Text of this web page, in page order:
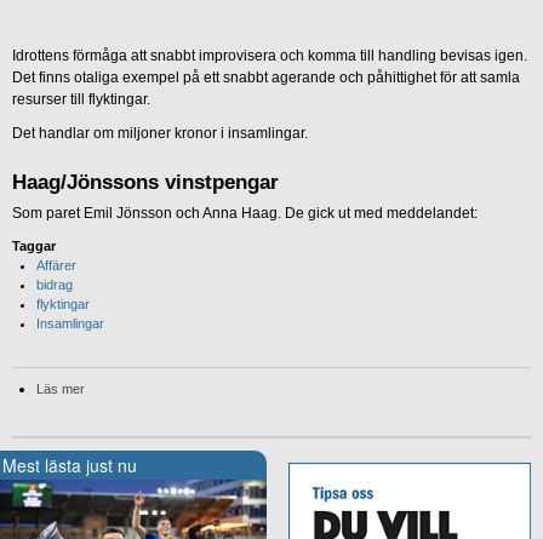
Idrottens förmåga att snabbt improvisera och komma till handling bevisas igen.
Det finns otaliga exempel på ett snabbt agerande och påhittighet för att samla
resurser till flyktingar.
Det handlar om miljoner kronor i insamlingar.
Haag/Jönssons vinstpengar
Som paret Emil Jönsson och Anna Haag. De gick ut med meddelandet:
Taggar
Affärer
bidrag
flyktingar
Insamlingar
Läs mer
Mest lästa just nu